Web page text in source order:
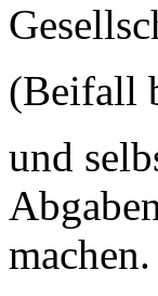
(Beifall
und
machen.